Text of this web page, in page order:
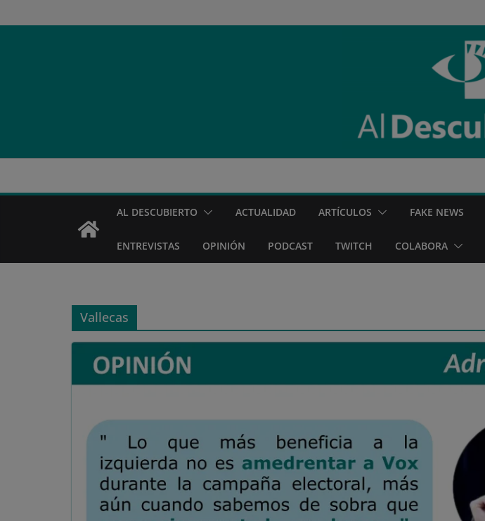
al
AL DESCUBIERTO ACTUALIDAD ARTÍCULOS FAKE NEWS
ENTREVISTAS OPINIÓN PODCAST TWITCH COLABORA
Vallecas